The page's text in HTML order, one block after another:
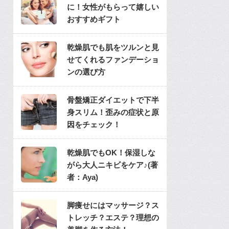
に！女性がもらって嬉しい
おすすめギフト
乾燥肌でも肌をツルンと見
せてくれるファンデーショ
ンの選び方
骨盤矯正ダイエットで下半
身スリム！歪みの症状と原
因をチェック！
乾燥肌でもOK！保湿しな
がら大人ニキビをケア♪(著
者：Aya)
脚痩せにはマッサージ？ス
トレッチ？エステ？理想の